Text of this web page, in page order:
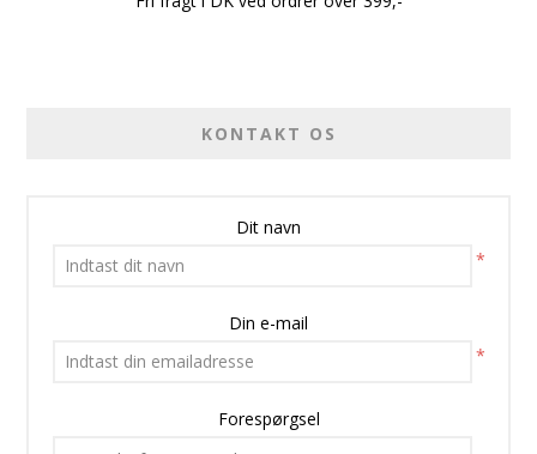
KONTAKT OS
Dit navn
*
Din e-mail
*
Forespørgsel